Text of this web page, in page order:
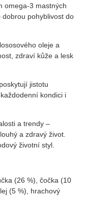
omega-3 mastných
dobrou pohyblivost do
oleje a
zdraví kůže a lesk
jistotu
kondici i
a trendy –
a zdravý život.
životní styl.
(26 %), čočka (10
(5 %), hrachový